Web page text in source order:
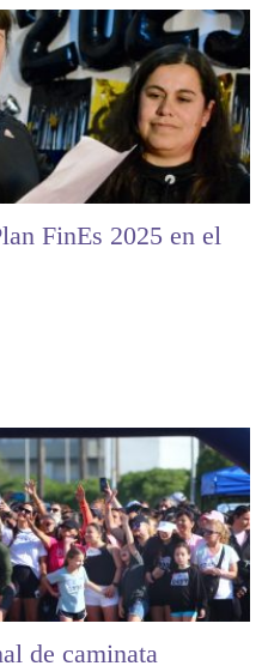
FinEs 2025 en el
de caminata